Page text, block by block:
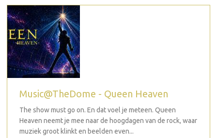
Music@TheDome - Queen Heaven
The show must go on. En dat voel je meteen. Queen
Heaven neemt je mee naar de hoogdagen van de rock, waar
muziek groot klinkt en beelden even...